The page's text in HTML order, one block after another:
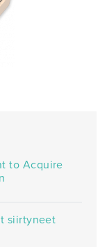
to Acquire
siirtyneet